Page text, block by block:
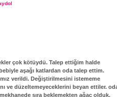
çok kötüydü. Talep ettiğim halde
aşağı katlardan oda talep ettim.
verildi. Değiştirilmesini istememe
ve düzeltemeyeceklerini beyan ettiler.
sıra beklemekten ağaç olduk.